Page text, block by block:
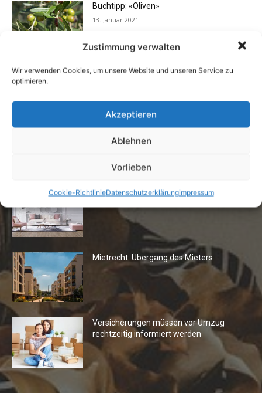
Zustimmung verwalten
Wir verwenden Cookies, um unsere Website und unseren Service zu
optimieren.
Akzeptieren
Ablehnen
Vorlieben
Cookie-RichtlinieDatenschutzerklärungimpressum
Buchtipp: «Oliven»
13. Januar 2021
Bei Überweisung der Miete eindeutigen
Die Redaktion empfiehlt
Fototapeten: Neuer Look fürs
Mietrecht: Übergang des Mieters
Versicherungen müssen vor Umzug
rechtzeitig informiert werden